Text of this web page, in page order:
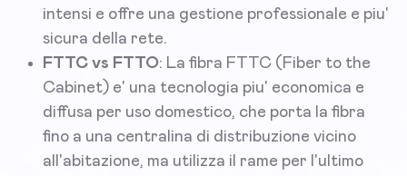
intensi e offre una gestione professionale e piu'
sicura della rete.
FTTC vs FTTO: La fibra FTTC (Fiber to the
Cabinet) e' una tecnologia piu' economica e
diffusa per uso domestico, che porta la fibra
fino a una centralina di distribuzione vicino
all'abitazione, ma utilizza il rame per l'ultimo